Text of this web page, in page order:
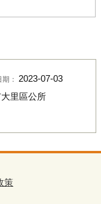
： 2023-07-03
里區公所
策